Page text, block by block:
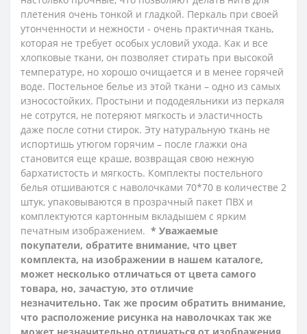
плетения очень тонкой и гладкой. Перкаль при своей
утонченности и нежности - очень практичная ткань,
которая не требует особых условий ухода. Как и все
хлопковые ткани, он позволяет стирать при высокой
температуре, но хорошо очищается и в менее горячей
воде. Постельное белье из этой ткани – одно из самых
износостойких. Простыни и пододеяльники из перкаля
не сотрутся, не потеряют мягкость и эластичность
даже после сотни стирок. Эту натуральную ткань не
испортишь утюгом горячим – после глажки она
становится еще краше, возвращая свою нежную
бархатистость и мягкость. Комплекты постельного
белья отшиваются с наволочками 70*70 в количестве 2
штук, упаковываются в прозрачный пакет ПВХ и
комплектуются картонным вкладышем с ярким
печатным изображением. * Уважаемые
покупатели, обратите внимание, что цвет
комплекта, на изображении в нашем каталоге,
может несколько отличаться от цвета самого
товара, но, зачастую, это отличие
незначительно. Так же просим обратить внимание,
что расположение рисунка на наволочках так же
может незначительно отличаться от изображения